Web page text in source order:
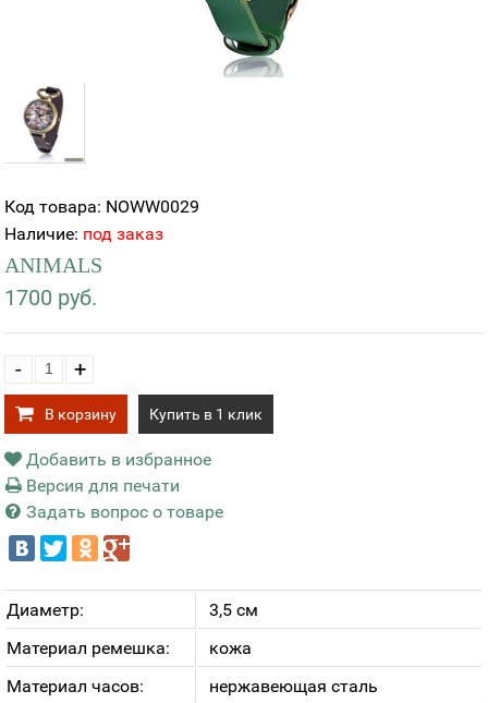
Код товара: NOWW0029
Наличие: под заказ
ANIMALS
1700 руб.
- +
В корзину Купить в 1 клик
Добавить в избранное
Версия для печати
Задать вопрос о товаре
Диаметр:
3,5 см
Материал ремешка:
кожа
Материал часов:
нержавеющая сталь